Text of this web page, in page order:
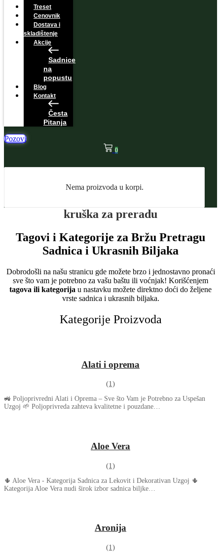
Treset
Cenovnik
Dostava i
skladištenje
Akcije
Sadnice
na
popustu
Blog
Kontakt
Česta
Pitanja
Pozovi
0
Nema proizvoda u korpi.
kruška za preradu
Tagovi i Kategorije za Bržu Pretragu
Sadnica i Ukrasnih Biljaka
Dobrodošli na našu stranicu gde možete brzo i jednostavno pronaći
sve što vam je potrebno za vašu baštu ili voćnjak! Korišćenjem
tagova ili kategorija u nastavku možete direktno doći do željene
vrste sadnica i ukrasnih biljaka.
Kategorije Proizvoda
Alati i oprema
(1)
🚜 Poljoprivredni Alati i Oprema – Sve što Vam je Potrebno za Uspešan
Uzgoj 🌱 Poljoprivreda zahteva kvalitetne i pouzdane…
Aloe Vera
(1)
🌵 Aloe Vera - Kategorija Sadnica za Lekovit i Dekorativan Uzgoj 🌵
Kategorija Aloe Vera nudi širok izbor sadnica biljke…
Aronija
(1)